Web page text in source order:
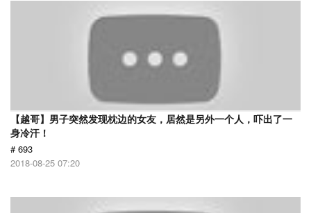
【越哥】男子突然发现枕边的女友，居然是另外一个人，吓出了一
身冷汗！
# 693
2018-08-25 07:20